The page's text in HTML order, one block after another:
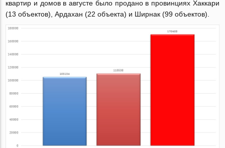
квартир и домов в августе было продано в провинциях Хаккари
(13 объектов), Ардахан (22 объекта) и Ширнак (99 объектов).